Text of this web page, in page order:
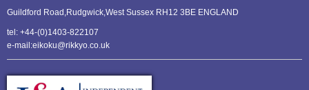
Guildford Road,Rudgwick,West Sussex RH12 3BE ENGLAND
tel: +44-(0)1403-822107
e-mail:eikoku@rikkyo.co.uk